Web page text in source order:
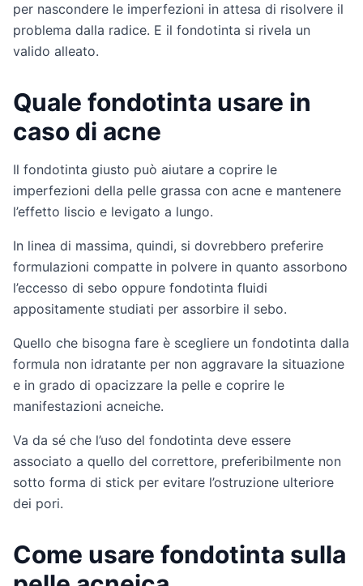
per nascondere le imperfezioni in attesa di risolvere il
problema dalla radice. E il fondotinta si rivela un
valido alleato.
Quale fondotinta usare in
caso di acne
Il fondotinta giusto può aiutare a coprire le
imperfezioni della pelle grassa con acne e mantenere
l’effetto liscio e levigato a lungo.
In linea di massima, quindi, si dovrebbero preferire
formulazioni compatte in polvere in quanto assorbono
l’eccesso di sebo oppure fondotinta fluidi
appositamente studiati per assorbire il sebo.
Quello che bisogna fare è scegliere un fondotinta dalla
formula non idratante per non aggravare la situazione
e in grado di opacizzare la pelle e coprire le
manifestazioni acneiche.
Va da sé che l’uso del fondotinta deve essere
associato a quello del correttore, preferibilmente non
sotto forma di stick per evitare l’ostruzione ulteriore
dei pori.
Come usare fondotinta sulla